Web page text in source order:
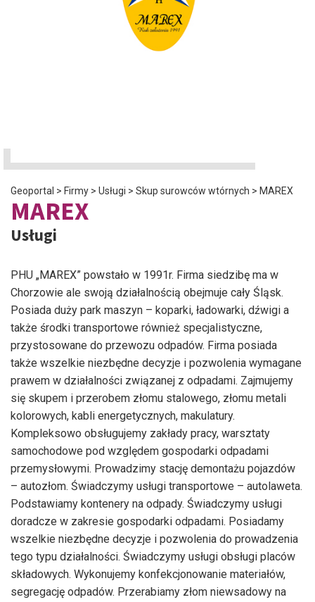
Geoportal > Firmy > Usługi > Skup surowców wtórnych > MAREX
MAREX
Usługi
PHU „MAREX” powstało w 1991r. Firma siedzibę ma w
Chorzowie ale swoją działalnością obejmuje cały Śląsk.
Posiada duży park maszyn – koparki, ładowarki, dźwigi a
także środki transportowe również specjalistyczne,
przystosowane do przewozu odpadów. Firma posiada
także wszelkie niezbędne decyzje i pozwolenia wymagane
prawem w działalności związanej z odpadami. Zajmujemy
się skupem i przerobem złomu stalowego, złomu metali
kolorowych, kabli energetycznych, makulatury.
Kompleksowo obsługujemy zakłady pracy, warsztaty
samochodowe pod względem gospodarki odpadami
przemysłowymi. Prowadzimy stację demontażu pojazdów
– autozłom. Świadczymy usługi transportowe – autolaweta.
Podstawiamy kontenery na odpady. Świadczymy usługi
doradcze w zakresie gospodarki odpadami. Posiadamy
wszelkie niezbędne decyzje i pozwolenia do prowadzenia
tego typu działalności. Świadczymy usługi obsługi placów
składowych. Wykonujemy konfekcjonowanie materiałów,
segregację odpadów. Przerabiamy złom niewsadowy na